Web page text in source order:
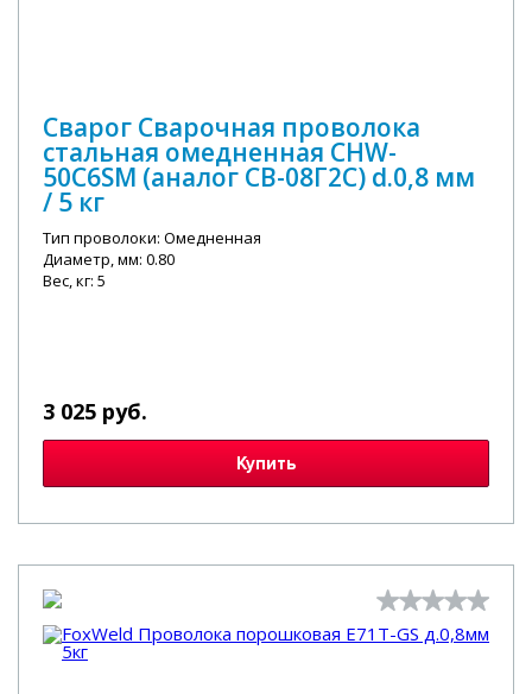
Сварог Сварочная проволока
стальная омедненная CHW-
50C6SM (аналог СВ-08Г2С) d.0,8 мм
/ 5 кг
Тип проволоки: Омедненная
Диаметр, мм: 0.80
Вес, кг: 5
3 025 руб.
Купить